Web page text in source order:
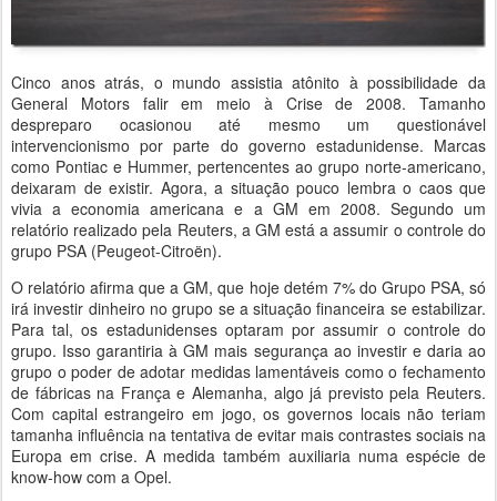
Cinco anos atrás, o mundo assistia atônito à possibilidade da
General Motors falir em meio à Crise de 2008. Tamanho
despreparo ocasionou até mesmo um questionável
intervencionismo por parte do governo estadunidense. Marcas
como Pontiac e Hummer, pertencentes ao grupo norte-americano,
deixaram de existir. Agora, a situação pouco lembra o caos que
vivia a economia americana e a GM em 2008. Segundo um
relatório realizado pela Reuters, a GM está a assumir o controle do
grupo PSA (Peugeot-Citroën).
O relatório afirma que a GM, que hoje detém 7% do Grupo PSA, só
irá investir dinheiro no grupo se a situação financeira se estabilizar.
Para tal, os estadunidenses optaram por assumir o controle do
grupo. Isso garantiria à GM mais segurança ao investir e daria ao
grupo o poder de adotar medidas lamentáveis como o fechamento
de fábricas na França e Alemanha, algo já previsto pela Reuters.
Com capital estrangeiro em jogo, os governos locais não teriam
tamanha influência na tentativa de evitar mais contrastes sociais na
Europa em crise. A medida também auxiliaria numa espécie de
know-how com a Opel.